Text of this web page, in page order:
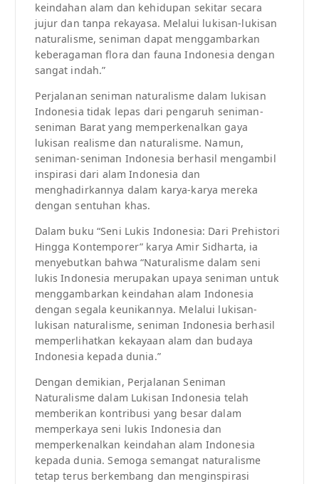
keindahan alam dan kehidupan sekitar secara
jujur dan tanpa rekayasa. Melalui lukisan-lukisan
naturalisme, seniman dapat menggambarkan
keberagaman flora dan fauna Indonesia dengan
sangat indah.”
Perjalanan seniman naturalisme dalam lukisan
Indonesia tidak lepas dari pengaruh seniman-
seniman Barat yang memperkenalkan gaya
lukisan realisme dan naturalisme. Namun,
seniman-seniman Indonesia berhasil mengambil
inspirasi dari alam Indonesia dan
menghadirkannya dalam karya-karya mereka
dengan sentuhan khas.
Dalam buku “Seni Lukis Indonesia: Dari Prehistori
Hingga Kontemporer” karya Amir Sidharta, ia
menyebutkan bahwa “Naturalisme dalam seni
lukis Indonesia merupakan upaya seniman untuk
menggambarkan keindahan alam Indonesia
dengan segala keunikannya. Melalui lukisan-
lukisan naturalisme, seniman Indonesia berhasil
memperlihatkan kekayaan alam dan budaya
Indonesia kepada dunia.”
Dengan demikian, Perjalanan Seniman
Naturalisme dalam Lukisan Indonesia telah
memberikan kontribusi yang besar dalam
memperkaya seni lukis Indonesia dan
memperkenalkan keindahan alam Indonesia
kepada dunia. Semoga semangat naturalisme
tetap terus berkembang dan menginspirasi